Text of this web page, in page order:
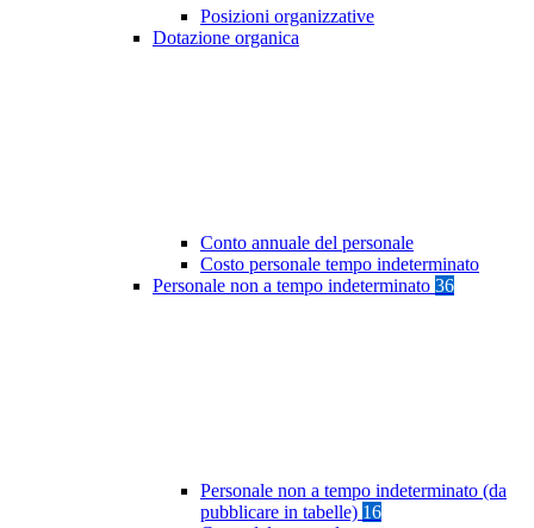
Posizioni organizzative
Dotazione organica
Conto annuale del personale
Costo personale tempo indeterminato
Personale non a tempo indeterminato 36
Personale non a tempo indeterminato (da
pubblicare in tabelle) 16